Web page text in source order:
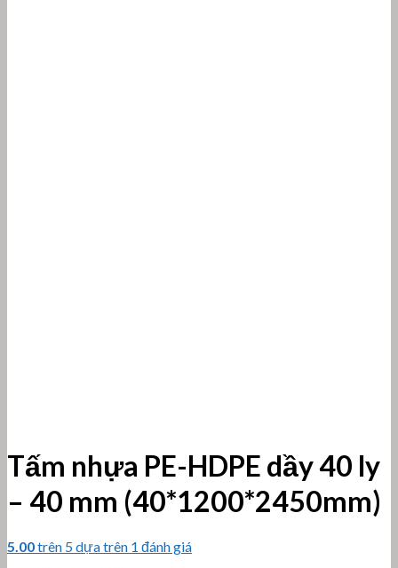
Tấm nhựa PE-HDPE dầy 40 ly
– 40 mm (40*1200*2450mm)
5.00trên 5 dựa trên 1 đánh giá